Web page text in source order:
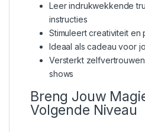
Leer indrukwekkende
instructies
Stimuleert creativiteit
Ideaal als cadeau voor
Versterkt
shows
Breng Jouw
Volgende Niveau